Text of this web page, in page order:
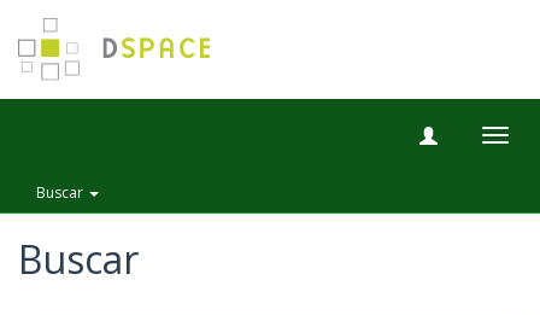
Buscar
Buscar